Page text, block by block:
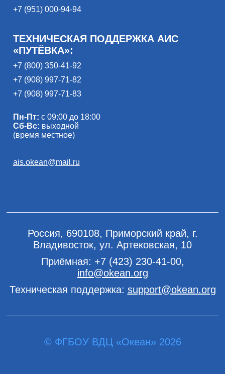
+7 (951) 000-94-94
ТЕХНИЧЕСКАЯ ПОДДЕРЖКА АИС
«ПУТЁВКА»:
+7 (800) 350-41-92
+7 (908) 997-71-82
+7 (908) 997-71-83
Пн-Пт: с 09:00 до 18:00
Сб-Вс: выходной
(время местное)
ais.okean@mail.ru
Россия, 690108, Приморский край, г.
Владивосток, ул. Артековская, 10
Приёмная: +7 (423) 230-41-00,
info@okean.org
Техническая поддержка: support@okean.org
© ФГБОУ ВДЦ «Океан» 2026